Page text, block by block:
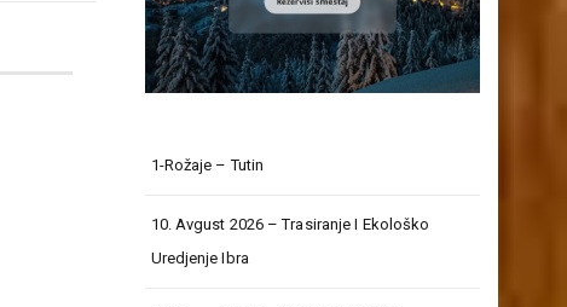
1-Rožaje – Tutin
10. Avgust 2026 – Trasiranje I Ekološko
Uredjenje Ibra